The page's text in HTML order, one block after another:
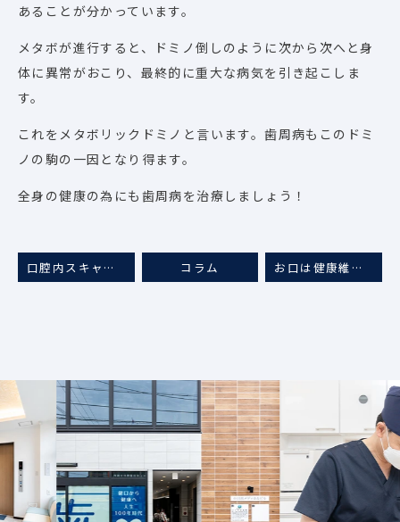
あることが分かっています。
メタボが進行すると、ドミノ倒しのように次から次へと身
体に異常がおこり、最終的に重大な病気を引き起こしま
す。
これをメタボリックドミノと言います。歯周病もこのドミ
ノの駒の一因となり得ます。
全身の健康の為にも歯周病を治療しましょう！
口腔内スキャナーITERO（アイテロ5D)の導入のお知らせ！ コラム お口は健康維持のスタートライン
Previous Next